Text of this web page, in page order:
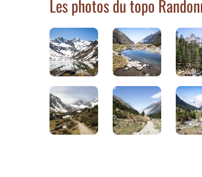
Les photos du topo